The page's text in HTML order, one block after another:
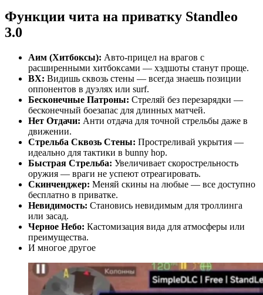
Функции чита на приватку Standleo
3.0
Аим (Хитбоксы): Авто-прицел на врагов с
расширенными хитбоксами — хэдшоты станут проще.
ВХ: Видишь сквозь стены — всегда знаешь позиции
оппонентов в дуэлях или surf.
Бесконечные Патроны: Стреляй без перезарядки —
бесконечный боезапас для длинных матчей.
Нет Отдачи: Анти отдача для точной стрельбы даже в
движении.
Стрельба Сквозь Стены: Простреливай укрытия —
идеально для тактики в bunny hop.
Быстрая Стрельба: Увеличивает скорострельность
оружия — враги не успеют отреагировать.
Скинченджер: Меняй скины на любые — все доступно
бесплатно в приватке.
Невидимость: Становись невидимым для троллинга
или засад.
Черное Небо: Кастомизация вида для атмосферы или
преимущества.
И многое другое